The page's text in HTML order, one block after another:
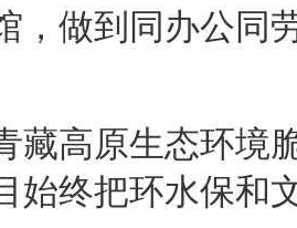
，做到同办公同
高原生态环境脆
始终把环水保和